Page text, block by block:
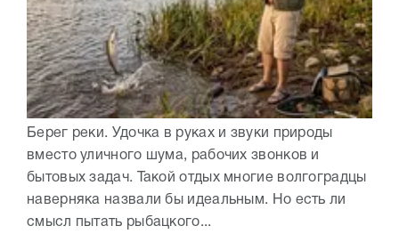
Берег реки. Удочка в руках и звуки природы
вместо уличного шума, рабочих звонков и
бытовых задач. Такой отдых многие волгоградцы
наверняка назвали бы идеальным. Но есть ли
смысл пытать рыбацкого...